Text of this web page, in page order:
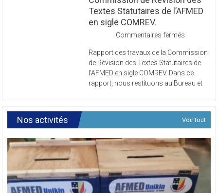
Textes Statutaires de l’AFMED
en sigle COMREV.
Commentaires fermés
des
travaux
de
la
de
Révision
Textes
Statutaires
de
l’AFMED
en
sigle
Rapport des travaux de la Commission
de Révision des Textes Statutaires de
l’AFMED en sigle COMREV. Dans ce
rapport, nous restituons au Bureau et
Nos activités Voir tout